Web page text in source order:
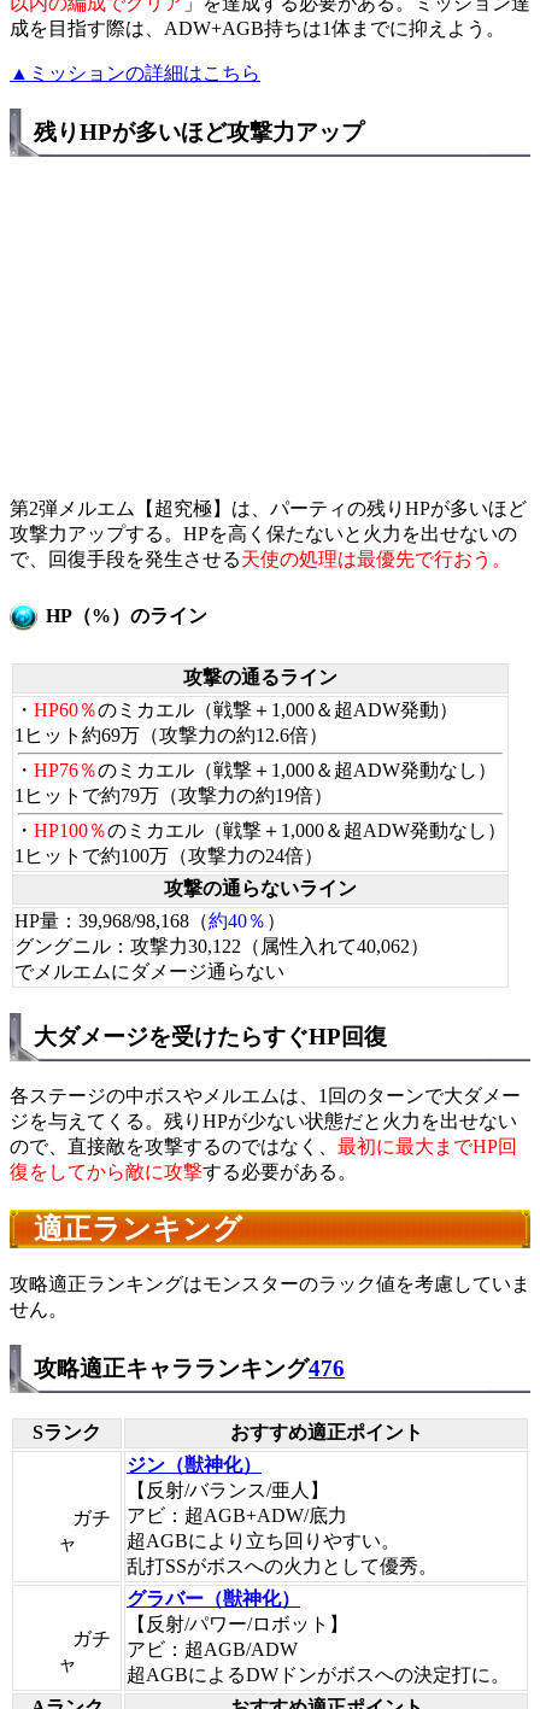
成を目指す際は、ADW+AGB持ちは1体までに抑えよう。
▲ミッションの詳細はこちら
残りHPが多いほど攻撃力アップ
第2弾メルエム【超究極】は、パーティの残りHPが多いほど
攻撃力アップする。HPを高く保たないと火力を出せないの
で、回復手段を発生させる天使の処理は最優先で行おう。
HP（%）のライン
攻撃の通るライン
・ HP60％のミカエル（戦撃＋1,000＆超ADW発動）
1ヒット約69万（攻撃力の約12.6倍）
・ HP76％のミカエル（戦撃＋1,000＆超ADW発動なし）
1ヒットで約79万（攻撃力の約19倍）
・ HP100％のミカエル（戦撃＋1,000＆超ADW発動なし）
1ヒットで約100万（攻撃力の24倍）
攻撃の通らないライン
HP量：39,968/98,168（約40％ ）
グングニル：攻撃力30,122（属性入れて40,062）
でメルエムにダメージ通らない
大ダメージを受けたらすぐHP回復
各ステージの中ボスやメルエムは、1回のターンで大ダメー
ジを与えてくる。残りHPが少ない状態だと火力を出せない
ので、直接敵を攻撃するのではなく、 最初に最大までHP回
復をしてから敵に攻撃する必要がある。
適正ランキング
攻略適正ランキングはモンスターのラック値を考慮していま
せん。
攻略適正キャラランキング476
Sランク おすすめ適正ポイント
ガチ
ャ
ジン（獣神化）
【反射/バランス/亜人】
アビ：超AGB+ADW/底力
超AGBにより立ち回りやすい。
乱打SSがボスへの火力として優秀。
ガチ
ャ
グラバー（獣神化）
【反射/パワー/ロボット】
アビ：超AGB/ADW
超AGBによるDWドンがボスへの決定打に。